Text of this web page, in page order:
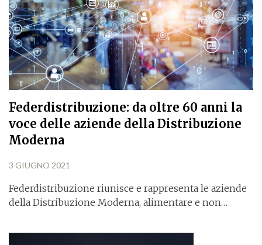
Federdistribuzione: da oltre 60 anni la
voce delle aziende della Distribuzione
Moderna
3 GIUGNO 2021
Federdistribuzione riunisce e rappresenta le aziende
della Distribuzione Moderna, alimentare e non…